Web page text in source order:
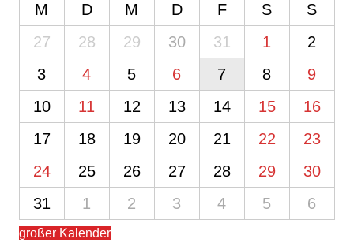
M D M D F S
S
27
28 29 30 31 1
2
3
4 5 6 7 8
9
10
11 12 13 14 15
16
17
18 19 20 21 22
23
24
25 26 27 28 29
30
31
1 2 3 4 5 6
großer Kalender